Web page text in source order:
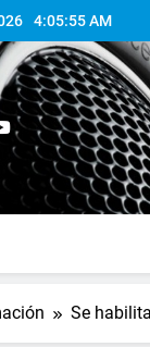
4:05:56 AM
Se